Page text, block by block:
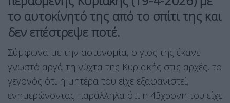
το αυτοκίνητό της από το σπίτι της και
δεν επέστρεψε ποτέ.
Σύμφωνα με την αστυνομία, ο γιος της έκανε
γνωστό αργά τη νύχτα της Κυριακής στις αρχές, το
γεγονός ότι η μητέρα του είχε εξαφανιστεί,
ενημερώνοντας παράλληλα ότι η 43χρονη του είχε